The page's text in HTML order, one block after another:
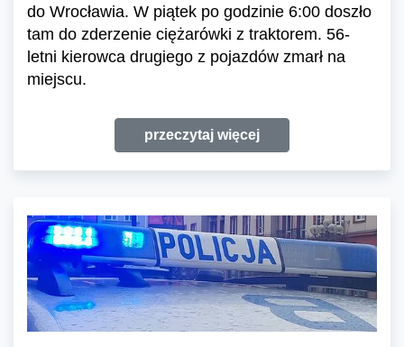
do Wrocławia. W piątek po godzinie 6:00 doszło
tam do zderzenie ciężarówki z traktorem. 56-
letni kierowca drugiego z pojazdów zmarł na
miejscu.
przeczytaj więcej